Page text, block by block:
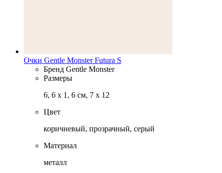
Очки Gentle Monster Futura S
Бренд Gentle Monster
Размеры
6, 6 x 1, 6 см, 7 x 12
Цвет
коричневый, прозрачный, серый
Материал
металл